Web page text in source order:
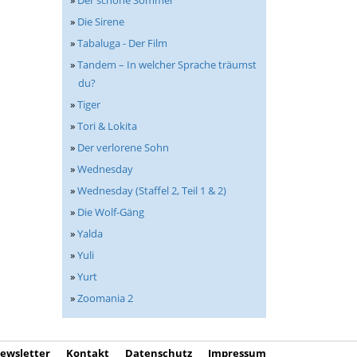
» Die Sirene
»Tabaluga - Der Film
»Tandem – In welcher Sprache träumst
du?
»Tiger
»Tori & Lokita
» Der verlorene Sohn
»Wednesday
»Wednesday (Staffel 2, Teil 1 & 2)
» Die Wolf-Gäng
»Yalda
»Yuli
»Yurt
»Zoomania 2
Kontakt Datenschutz Impressum